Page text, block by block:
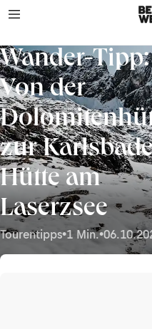
Wander-Tipp:
Von der
zur
Hütte am
Laserzsee
Tourentipps•1 Min.•